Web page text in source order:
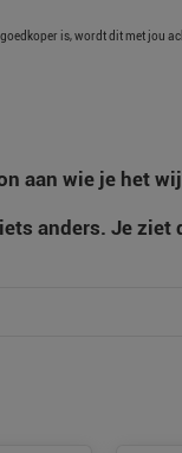
is, wordt dit met jou
aan wie je het
iets anders. Je